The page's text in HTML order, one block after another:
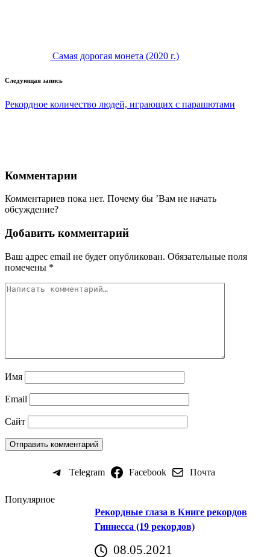
Самая дорогая монета (2020 г.)
Следующая запись
Рекордное количество людей, играющих с парашютами
Комментарии
Комментариев пока нет. Почему бы ’Вам не начать
обсуждение?
Добавить комментарий
Ваш адрес email не будет опубликован. Обязательные поля
помечены *
Имя
Email
Сайт
Telegram Facebook Почта
Популярное
Рекордные глаза в Книге рекордов
Гиннесса (19 рекордов)
08.05.2021